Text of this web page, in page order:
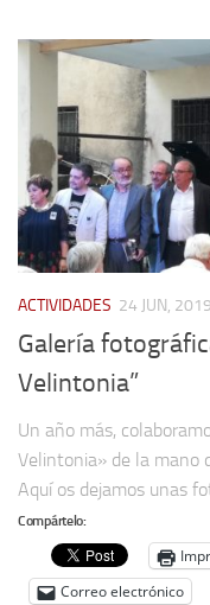
ACTIVIDADES 24 JUN, 2019
Galería
Velintonia”
Un año más,
Velintonia» de la mano
Aquí os dejamos unas
Compártelo:
Correo electrónico